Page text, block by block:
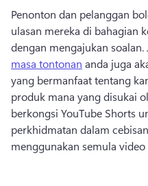
Penonton dan pelanggan
ulasan mereka di bahagian
dengan mengajukan
masa tontonan anda juga
yang bermanfaat tentang
produk mana yang disukai
berkongsi YouTube Shorts
perkhidmatan dalam
menggunakan semula